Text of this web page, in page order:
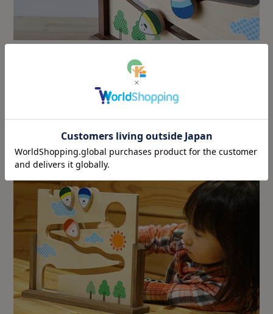
千数百年前から会津地方に伝わるものといわれて
いる起き上がり小法師。七転び八起き「転んでも
転んでも起き上がる」という忍耐精神の象徴とし